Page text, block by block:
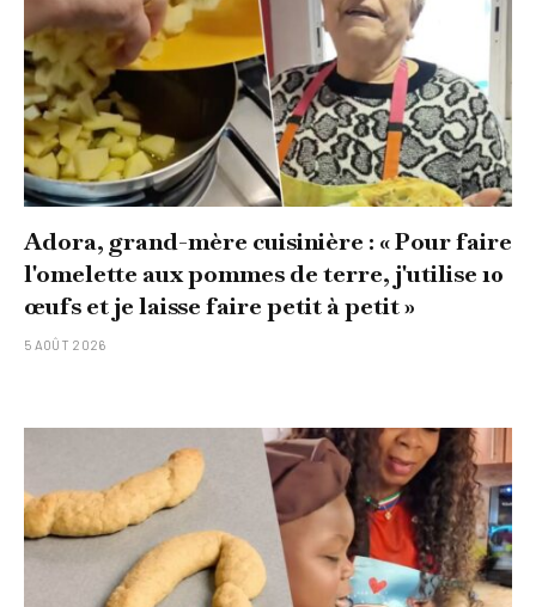
Adora, grand-mère cuisinière : « Pour faire
l'omelette aux pommes de terre, j'utilise 10
œufs et je laisse faire petit à petit »
5 AOÛT 2026